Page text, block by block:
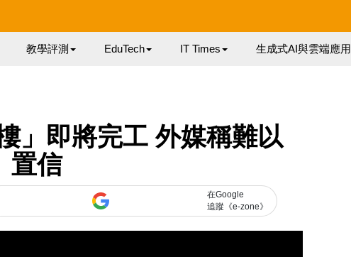
教學評測 EduTech IT Times 生成式AI與雲端應用
」即將完工 外媒稱難以
置信
在Google
追蹤《e-zone》